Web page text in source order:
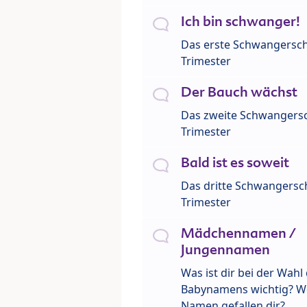
Ich bin schwanger!
Das erste
Trimester
Der Bauch wächst
Das zweite
Trimester
Bald ist es soweit
Das dritte
Trimester
Mädchennamen /
Jungennamen
Was ist dir bei der Wahl
Babynamens wichtig?